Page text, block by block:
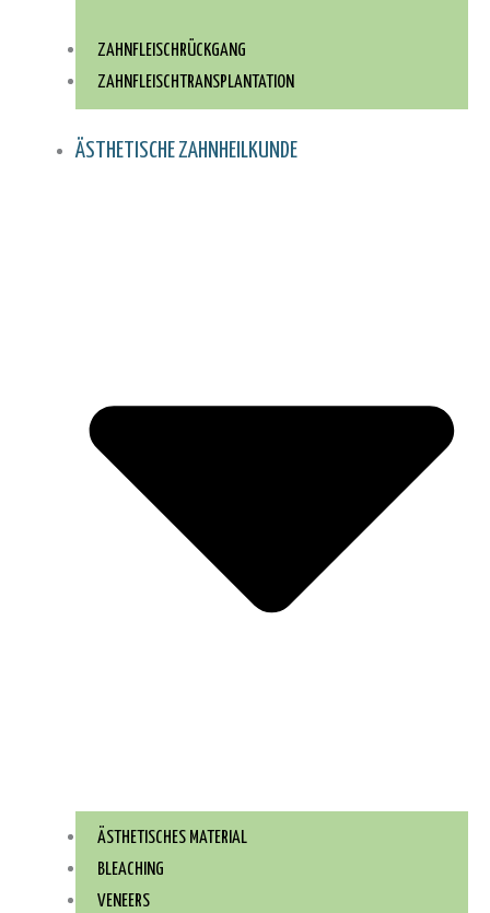
ZAHNFLEISCHRÜCKGANG
ZAHNFLEISCH­TRANSPLANTATION
ÄSTHETISCHE ZAHNHEILKUNDE
ÄSTHETISCHES MATERIAL
BLEACHING
VENEERS